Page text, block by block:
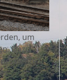
um
Dazu